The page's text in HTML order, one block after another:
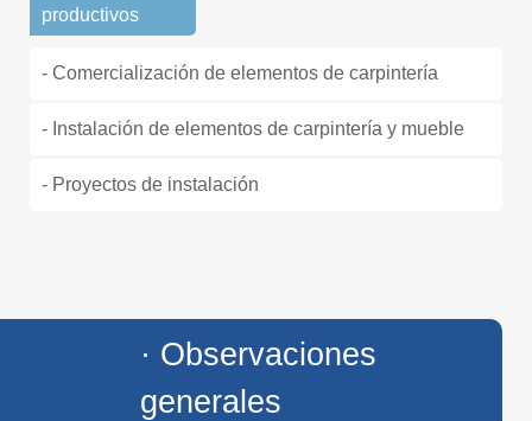
productivos
- Comercialización de elementos de carpintería
- Instalación de elementos de carpintería y mueble
- Proyectos de instalación
· Observaciones
generales